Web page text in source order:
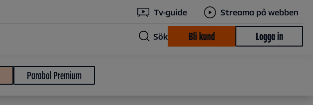
Tv-guide Streama på webben
Sök Bli kund Logga in
Parabol Premium